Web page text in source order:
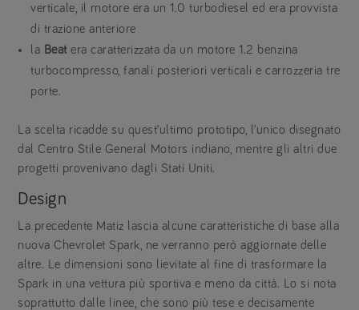
verticale, il motore era un 1.0 turbodiesel ed era provvista
di trazione anteriore
la Beatera caratterizzata da un motore 1.2 benzina
turbocompresso, fanali posteriori verticali e carrozzeria tre
porte.
La scelta ricadde su quest’ultimo prototipo, l’unico disegnato
dal Centro Stile General Motors indiano, mentre gli altri due
progetti provenivano dagli Stati Uniti.
Design
La precedente Matiz lascia alcune caratteristiche di base alla
nuova Chevrolet Spark, ne verranno però aggiornate delle
altre. Le dimensioni sono lievitate al fine di trasformare la
Spark in una vettura più sportiva e meno da città. Lo si nota
soprattutto dalle linee, che sono più tese e decisamente